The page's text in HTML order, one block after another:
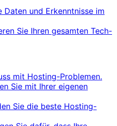
Daten und Erkenntnisse im
Sie Ihren gesamten Tech-
mit Hosting-Problemen.
Sie mit Ihrer eigenen
Sie die beste Hosting-